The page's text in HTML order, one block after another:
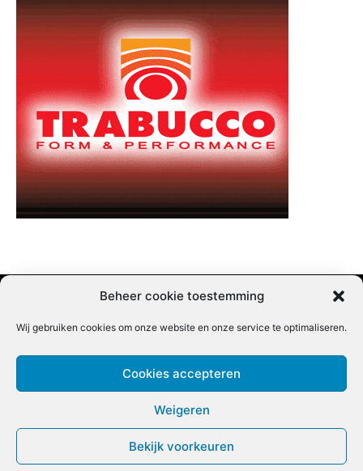
Beheer cookie toestemming
Wij gebruiken cookies om onze website en onze service te optimaliseren.
Cookies accepteren
Weigeren
Bekijk voorkeuren
Nieuwsbrief inschrijven | Partner content